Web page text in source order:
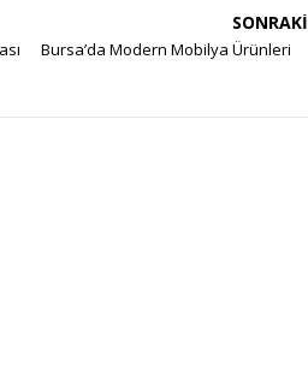
SONRAKI
Bursa’da Modern Mobilya Ürünleri